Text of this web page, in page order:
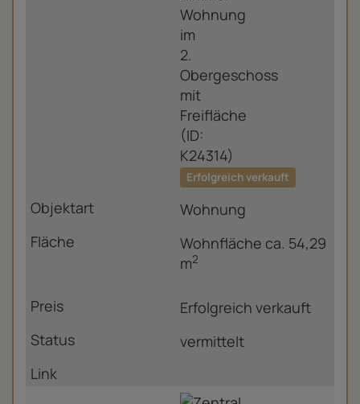
Erfolgreich verkauft
Wohnung
Wohnfläche ca. 54,29
m2
Erfolgreich verkauft
vermittelt